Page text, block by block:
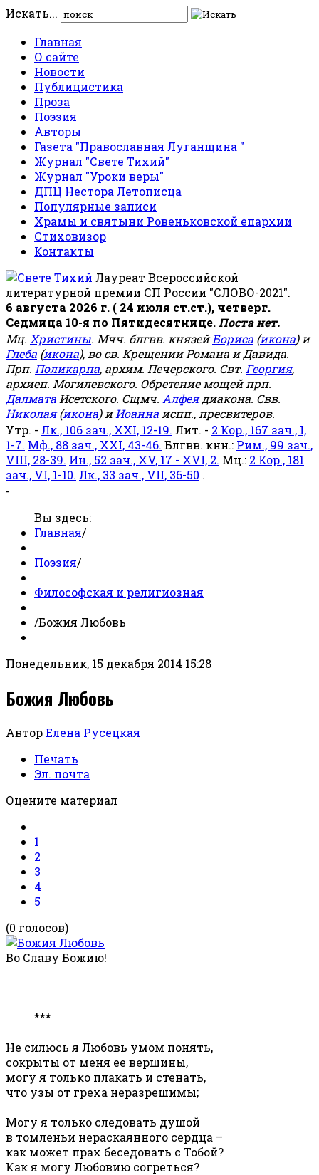
Искать...
Главная
О сайте
Новости
Публицистика
Проза
Поэзия
Авторы
Газета "Православная Луганщина "
Журнал "Свете Тихий"
Журнал "Уроки веры"
ДПЦ Нестора Летописца
Популярные записи
Храмы и святыни Ровеньковской епархии
Стиховизор
Контакты
Лауреат Всероссийской
литературной премии СП России "СЛОВО-2021".
6 августа 2026 г. ( 24 июля ст.ст.), четверг.
Седмица 10-я по Пятидесятнице. Поста нет.
Мц. Христины. Мчч. блгвв. князейБориса (икона) и
Глеба (икона), во св. Крещении Романа и Давида.
Прп. Поликарпа, архим. Печерского. Свт. Георгия,
архиеп. Могилевского. Обретение мощей прп.
Далмата Исетского. Сщмч. Алфеядиакона. Свв.
Николая(икона) иИоанна испп., пресвитеров.
Утр. - Лк., 106 зач., XXI, 12-19. Лит. - 2 Кор., 167 зач., I,
1-7. Мф., 88 зач., XXI, 43-46. Блгвв. кнн.: Рим., 99 зач.,
VIII, 28-39. Ин., 52 зач., XV, 17 - XVI, 2. Мц.: 2 Кор., 181
зач., VI, 1-10. Лк., 33 зач., VII, 36-50 .
-
Вы здесь:
Главная/
Поэзия/
Философская и религиозная
/Божия Любовь
Понедельник, 15 декабря 2014 15:28
Божия Любовь
АвторЕлена Русецкая
Печать
Эл. почта
Оцените материал
1
2
3
4
5
(0 голосов)
Во Славу Божию!
***
Не силюсь я Любовь умом понять,
сокрыты от меня ее вершины,
могу я только плакать и стенать,
что узы от греха неразрешимы;
Могу я только следовать душой
в томленьи нераскаянного сердца –
как может прах беседовать с Тобой?
Как я могу Любовию согреться?